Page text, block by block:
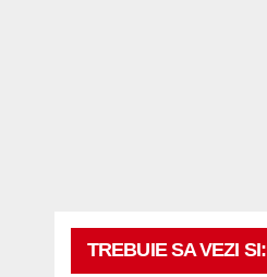
TREBUIE SA VEZI SI: